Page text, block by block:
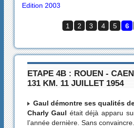
Edition 2003
1 2 3 4 5 6
ETAPE 4B : ROUEN - CAEN
131 KM. 11 JUILLET 1954
Gaul démontre ses qualités
Charly Gaul était déjà apparu
l’année dernière. Sans convaincre.